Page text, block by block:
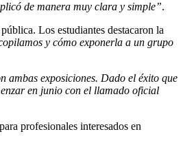
de manera muy clara y simple”.
Los estudiantes destacaron la
y cómo exponerla a un grupo
ambas exposiciones. Dado el éxito que
en junio con el llamado oficial
profesionales interesados en